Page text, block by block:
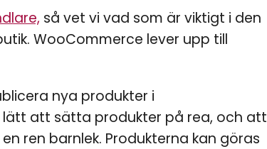
så vet vi vad som är viktigt i den
WooCommerce lever upp till
nya produkter i
att sätta produkter på rea, och att
ren barnlek. Produkterna kan göras